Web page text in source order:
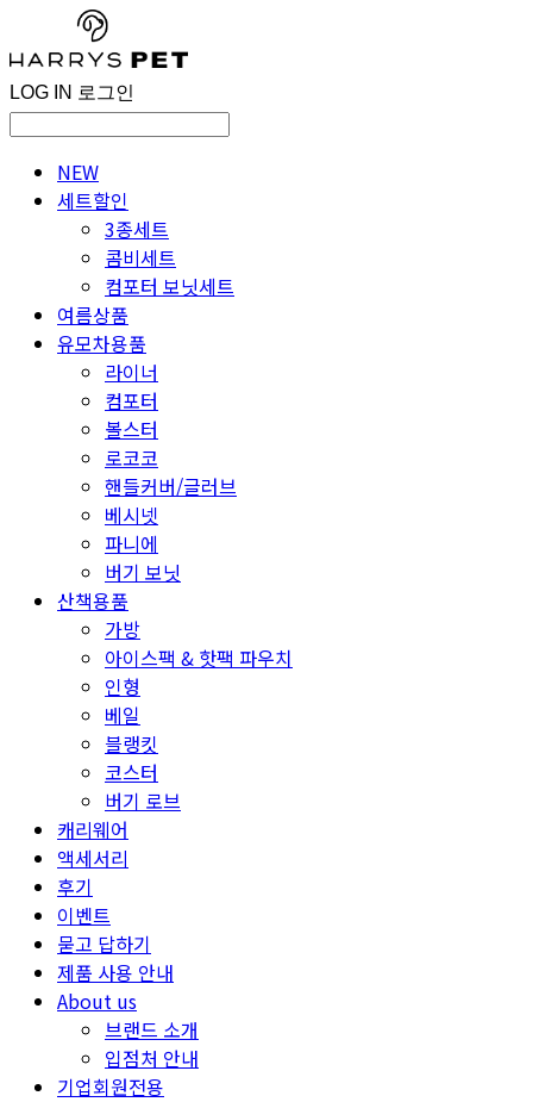
LOG IN 로그인
NEW
세트할인
3종세트
콤비세트
컴포터 보닛세트
여름상품
유모차용품
라이너
컴포터
볼스터
로코코
핸들커버/글러브
베시넷
파니에
버기 보닛
산책용품
가방
아이스팩 & 핫팩 파우치
인형
베일
블랭킷
코스터
버기 로브
캐리웨어
액세서리
후기
이벤트
묻고 답하기
제품 사용 안내
About us
브랜드 소개
입점처 안내
기업회원전용